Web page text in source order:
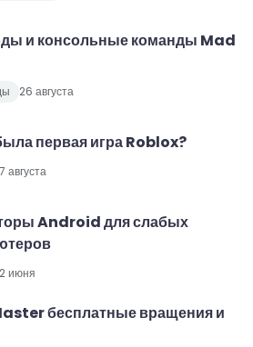
и консольные команды Mad
26 августа
первая игра Roblox?
августа
Android для слабых
июня
бесплатные вращения и